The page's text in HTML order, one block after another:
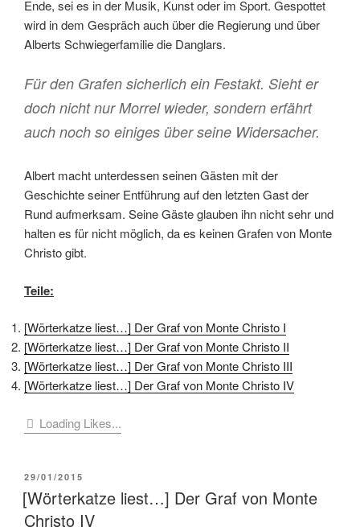
Ende, sei es in der Musik, Kunst oder im Sport. Gespottet
wird in dem Gespräch auch über die Regierung und über
Alberts Schwiegerfamilie die Danglars.
Für den Grafen sicherlich ein Festakt. Sieht er
doch nicht nur Morrel wieder, sondern erfährt
auch noch so einiges über seine Widersacher.
Albert macht unterdessen seinen Gästen mit der
Geschichte seiner Entführung auf den letzten Gast der
Rund aufmerksam. Seine Gäste glauben ihn nicht sehr und
halten es für nicht möglich, da es keinen Grafen von Monte
Christo gibt.
Teile:
[Wörterkatze liest…] Der Graf von Monte Christo I
[Wörterkatze liest…] Der Graf von Monte Christo II
[Wörterkatze liest…] Der Graf von Monte Christo III
[Wörterkatze liest…] Der Graf von Monte Christo IV
Loading Likes...
VERÖFFENTLICHT
AM
29/01/2015
[Wörterkatze liest…] Der Graf von Monte
Christo IV